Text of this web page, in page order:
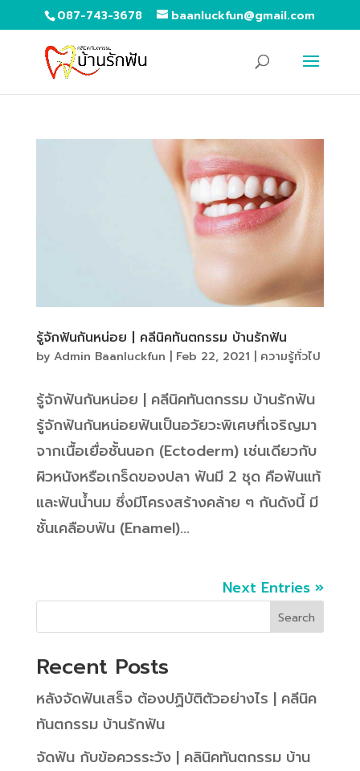
087-743-3678 baanluckfun@gmail.com
รู้จักฟันกันหน่อย | คลีนิคทันตกรรม บ้านรักฟัน
by Admin Baanluckfun Feb 22, 2021 ความรู้ทั่วไป
รู้จักฟันกันหน่อย | คลีนิคทันตกรรม บ้านรักฟัน
รู้จักฟันกันหน่อยฟันเป็นอวัยวะพิเศษที่เจริญมา
จากเนื้อเยื่อชั้นนอก (Ectoderm) เช่นเดียวกับ
ผิวหนังหรือเกร็ดของปลา ฟันมี 2 ชุด คือฟันแท้
และฟันน้ำนม ซึ่งมีโครงสร้างคล้าย ๆ กันดังนี้ มี
ชั้นเคลือบฟัน (Enamel)...
Next Entries »
Search
Recent Posts
หลังจัดฟันเสร็จ ต้องปฏิบัติตัวอย่างไร | คลีนิค
ทันตกรรม บ้านรักฟัน
จัดฟัน กับข้อควรระวัง | คลินิคทันตกรรม บ้าน